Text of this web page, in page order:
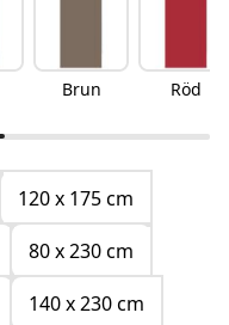
Brun Röd
120 x 175 cm
80 x 230 cm
140 x 230 cm